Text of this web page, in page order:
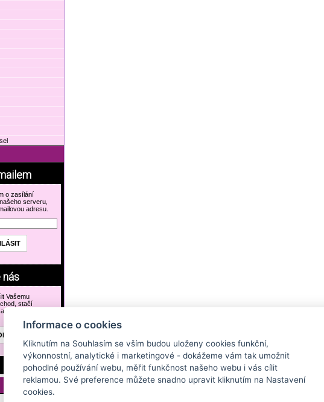
o zasílání
serveru,
adresu.
nás
Vašemu
stačí
vyplnit formulář.
Ochrana osobních údajů
Informace o cookies
Kliknutím na Souhlasím se vším budou uloženy cookies funkční,
výkonnostní, analytické i marketingové - dokážeme vám tak umožnit
pohodlné používání webu, měřit funkčnost našeho webu i vás cílit
reklamou. Své preference můžete snadno upravit kliknutím na Nastavení
cookies.